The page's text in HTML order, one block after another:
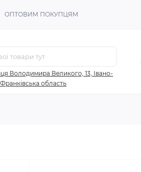
ОПТОВИМ ПОКУПЦЯМ
Володимира Великого, 13, Івано-
область